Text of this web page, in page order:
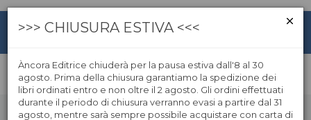
>>> CHIUSURA ESTIVA <<<
Àncora Editrice chiuderà per la pausa estiva dall'8 al 30
agosto. Prima della chiusura garantiamo la spedizione dei
libri ordinati entro e non oltre il 2 agosto. Gli ordini effettuati
durante il periodo di chiusura verranno evasi a partire dal 31
agosto, mentre sarà sempre possibile acquistare con carta di